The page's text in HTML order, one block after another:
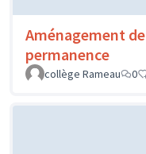
Aménagement
permanence
collège Rameau
0